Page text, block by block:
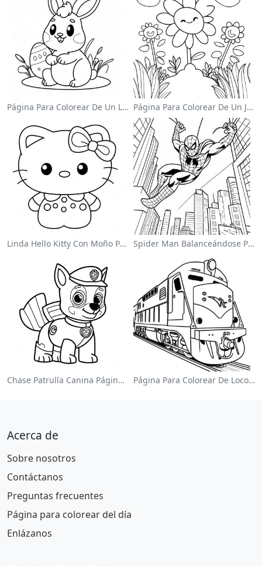
Página Para Colorear De Un Lindo Conejo De Pascua Página Para Colorear De Un Jardín De Flores Coloridas
Linda Hello Kitty Con Moño Para Colorear Spider Man Balanceándose Por La Ciudad Para Colorear
Chase Patrulla Canina Página Para Colorear Página Para Colorear De Locomotora Colorida
Acerca de
Sobre nosotros
Contáctanos
Preguntas frecuentes
Página para colorear del día
Enlázanos